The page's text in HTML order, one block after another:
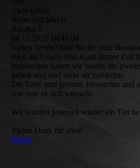
Anne und Mayla
Annika T.
08.12.2025
18:45:04
Vielen lieben Dank für die tolle
euch auch nach dem Kauf immer Zeit
Inzwischen haben wir bereits die
geholt und sind mehr als zufrieden.
Die Tiere sind gesund, fresssicher und
wie man es sich wünscht.
Wir würden jederzeit wieder ein Tier
Vielen Dank für alles!
Weiter